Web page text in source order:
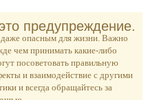
опасным для жизни. Важно
чем принимать какие-либо
посоветовать правильную
и взаимодействие с другими
и всегда обращайтесь за
предупреждение.